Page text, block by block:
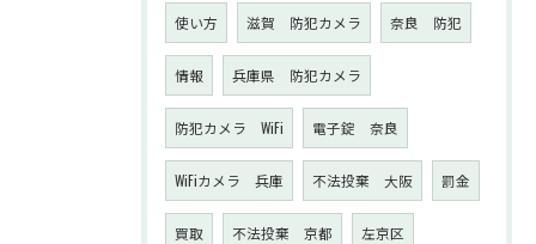
使い方 滋賀 防犯カメラ 奈良 防犯
情報 兵庫県 防犯カメラ
防犯カメラ WiFi 電子錠 奈良
WiFiカメラ 兵庫 不法投棄 大阪 罰金
買取 不法投棄 京都 左京区